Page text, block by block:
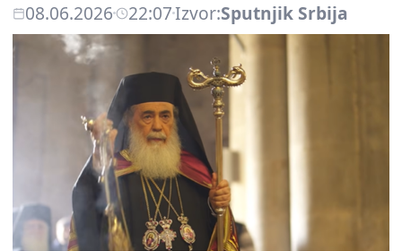
08.06.2026 22:07Izvor:Sputnjik Srbija